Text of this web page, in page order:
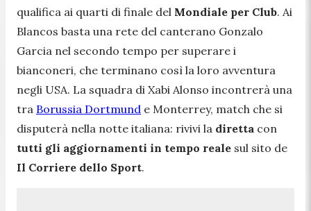
qualifica ai quarti di finale del Mondiale per Club. Ai
Blancos basta una rete del canterano Gonzalo
Garcia nel secondo tempo per superare i
bianconeri, che terminano così la loro avventura
negli USA. La squadra di Xabi Alonso incontrerà una
tra Borussia Dortmund e Monterrey, match che si
disputerà nella notte italiana: rivivi la diretta con
tutti gli aggiornamenti in tempo reale sul sito de
Il Corriere dello Sport.